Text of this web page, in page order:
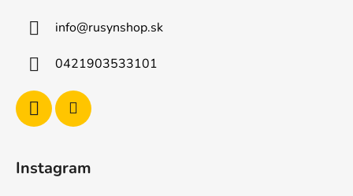
info@rusynshop.sk
0421903533101
Instagram